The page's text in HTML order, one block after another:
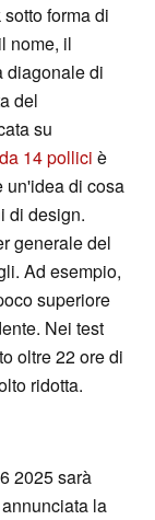
forma di
nome, il
diagonale di
del
su
14 pollici è
un'idea di cosa
di design.
generale del
Ad esempio,
superiore
Nei test
oltre 22 ore di
ridotta.
2025 sarà
la